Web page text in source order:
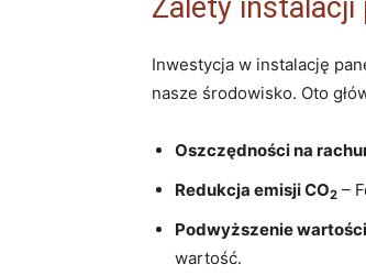
Zalety
Inwestycja ‍w instalację‌
nasze środowisko. Oto
Oszczędności na
Redukcja emisji CO2 –‌
Podwyższenie
wartość.